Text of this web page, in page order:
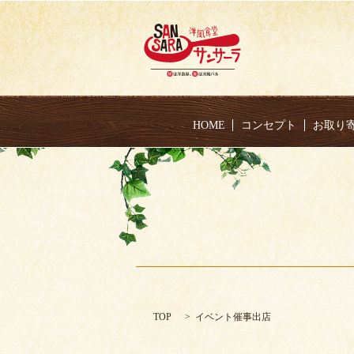
HOME コンセプト お取り
TOP イベント催事出店